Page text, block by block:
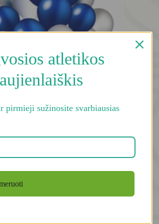
Administracinė informacija
Planavimo dokumentai
Pranešėjų apsauga. Vidinis
kanalas
iškilminga Klaipėdos lengvosios
atletikos
pirmieji sužinosite svarbiausias